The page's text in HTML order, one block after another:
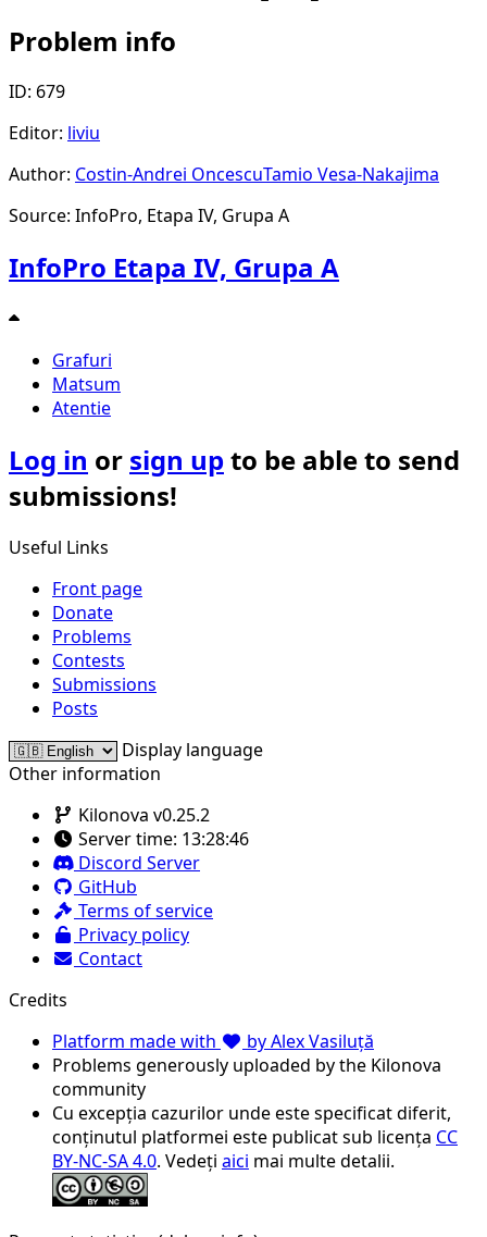
Problem info
ID: 679
Editor: liviu
Author: Costin-Andrei OncescuTamio Vesa-Nakajima
Source: InfoPro, Etapa IV, Grupa A
InfoPro Etapa IV, Grupa A
Grafuri
Matsum
Atentie
Log in or sign upto be able to send
submissions!
Useful Links
Front page
Donate
Problems
Contests
Submissions
Posts
Display language
Other information
Kilonova v0.25.2
Server time: 13:28:46
Discord Server
GitHub
Terms of service
Privacy policy
Contact
Credits
Platform made with
by Alex Vasiluță
Problems generously uploaded by the Kilonova
community
Cu excepția cazurilor unde este specificat diferit,
conținutul platformei este publicat sub licența CC
BY-NC-SA 4.0. Vedeți aici mai multe detalii.